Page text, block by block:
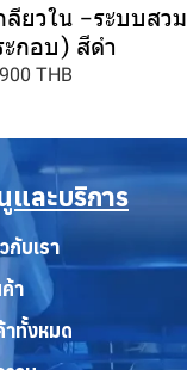
ลียวใน -ระบบสวม
กอบ) สีดำ
900 THB
และบริการ
กับเรา
า
าทั้งหมด